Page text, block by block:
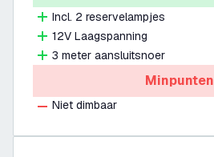
Incl. 2 reservelampjes
12V Laagspanning
3 meter aansluitsnoer
Minpunten
Niet dimbaar